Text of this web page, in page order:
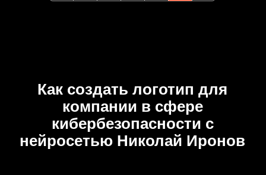
Как создать логотип для
компании в сфере
кибербезопасности с
нейросетью Николай Иронов